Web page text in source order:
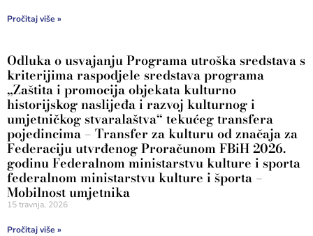
Pročitaj više »
Odluka o usvajanju Programa utroška sredstava s
kriterijima raspodjele sredstava programa
„Zaštita i promocija objekata kulturno
historijskog naslijeđa i razvoj kulturnog i
umjetničkog stvaralaštva“ tekućeg transfera
pojedincima – Transfer za kulturu od značaja za
Federaciju utvrđenog Proračunom FBiH 2026.
godinu Federalnom ministarstvu kulture i sporta
federalnom ministarstvu kulture i športa –
Mobilnost umjetnika
15 travnja, 2026
Pročitaj više »